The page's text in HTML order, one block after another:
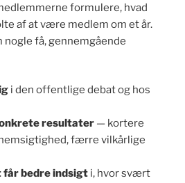
formulere, hvad
af at være medlem om et år.
nogle få, gennemgående
i den offentlige debat og hos
resultater — kortere
færre vilkårlige
får bedre indsigt i, hvor svært